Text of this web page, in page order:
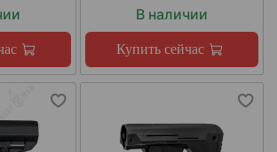
В наличии
Купить сейчас